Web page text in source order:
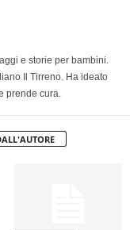
e storie per bambini.
Il Tirreno. Ha ideato
prende cura.